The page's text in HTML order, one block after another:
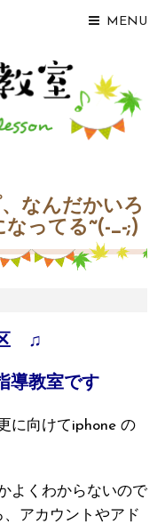
MENU
なんだかいろ
ってる~(-_-;)
♫
導教室です
に向けてiphone の
よくわからないので
アカウントやアド